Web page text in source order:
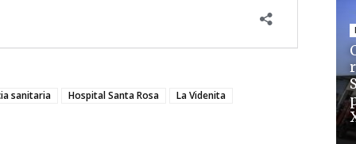
sanitaria Hospital Santa Rosa La Videnita